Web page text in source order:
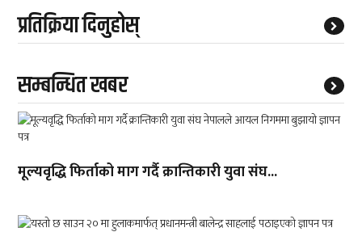
प्रतिक्रिया दिनुहोस्
सम्बन्धित खबर
मूल्यवृद्धि फिर्ताको माग गर्दै क्रान्तिकारी युवा संघ...